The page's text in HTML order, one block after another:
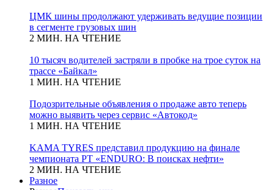
ЦМК шины продолжают удерживать ведущие позиции
в сегменте грузовых шин
2 МИН. НА ЧТЕНИЕ
10 тысяч водителей застряли в пробке на трое суток на
трассе «Байкал»
1 МИН. НА ЧТЕНИЕ
Подозрительные объявления о продаже авто теперь
можно выявить через сервис «Автокод»
1 МИН. НА ЧТЕНИЕ
KAMA TYRES представил продукцию на финале
чемпионата РТ «ENDURO: В поисках нефти»
2 МИН. НА ЧТЕНИЕ
Разное